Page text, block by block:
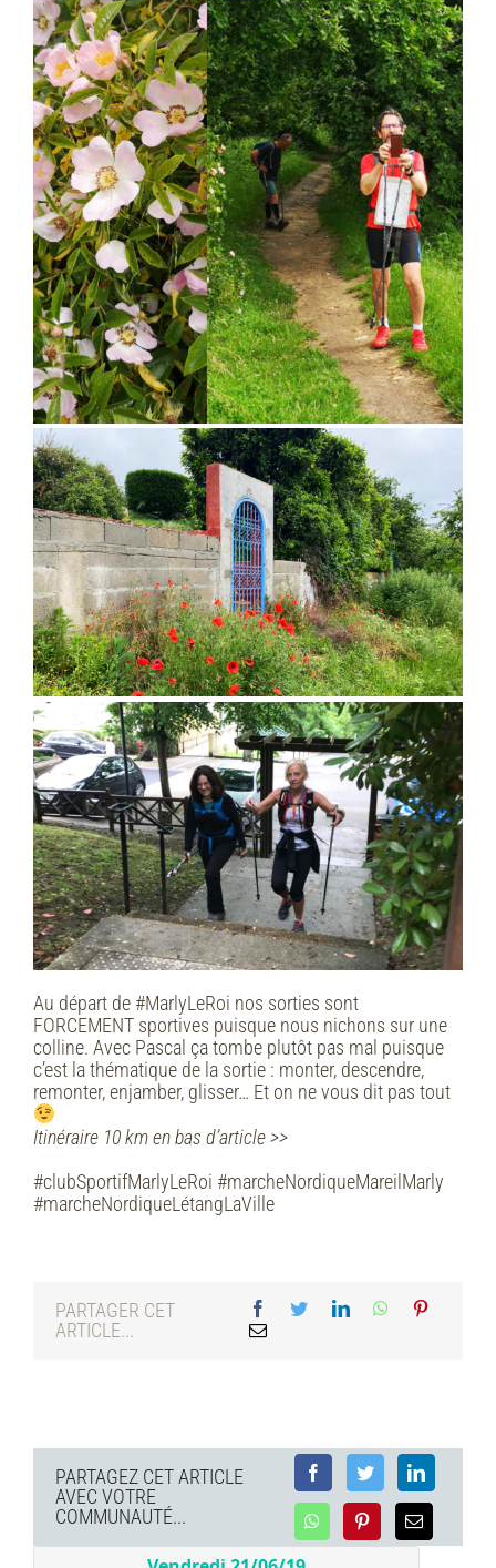
Au départ de #MarlyLeRoi nos sorties sont
FORCEMENT sportives puisque nous nichons sur une
colline. Avec Pascal ça tombe plutôt pas mal puisque
c’est la thématique de la sortie : monter, descendre,
remonter, enjamber, glisser… Et on ne vous dit pas tout
Itinéraire 10 km en bas d’article >>
#clubSportifMarlyLeRoi #marcheNordiqueMareilMarly
#marcheNordiqueLétangLaVille
PARTAGER CET
ARTICLE...
PARTAGEZ CET ARTICLE
AVEC VOTRE
COMMUNAUTÉ...